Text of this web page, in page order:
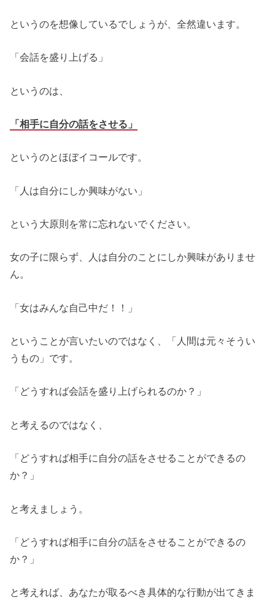
というのを想像しているでしょうが、全然違います。
「会話を盛り上げる」
というのは、
「相手に自分の話をさせる」
というのとほぼイコールです。
「人は自分にしか興味がない」
という大原則を常に忘れないでください。
女の子に限らず、人は自分のことにしか興味がありませ
ん。
「女はみんな自己中だ！！」
ということが言いたいのではなく、「人間は元々そうい
うもの」です。
「どうすれば会話を盛り上げられるのか？」
と考えるのではなく、
「どうすれば相手に自分の話をさせることができるの
か？」
と考えましょう。
「どうすれば相手に自分の話をさせることができるの
か？」
と考えれば、あなたが取るべき具体的な行動が出てきま